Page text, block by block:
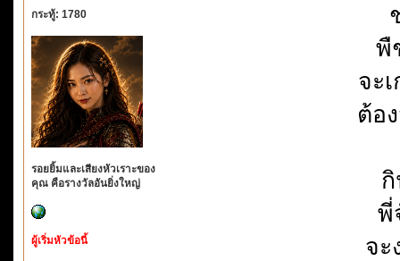
กระทู้: 1780
รอยยิ้มและเสียงหัวเราะของ
คุณ คือรางวัลอันยิ่งใหญ่
ผู้เริ่มหัวข้อนี้
พื
จะ
ต้อ
พี่
จะ